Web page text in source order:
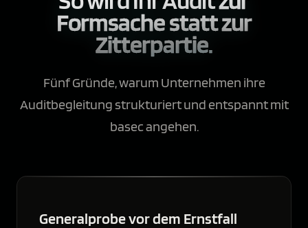
Formsache statt zur
Zitterpartie.
Fünf Gründe, warum Unternehmen ihre
Auditbegleitung strukturiert und entspannt mit
basec angehen.
Generalprobe vor dem Ernstfall